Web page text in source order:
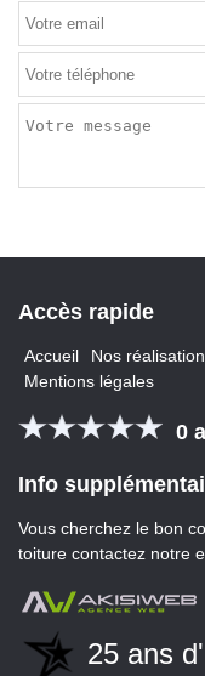
Accès rapide
Accueil Nos
Mentions légales
0
Info
Vous cherchez le bon
toiture contactez notre
25 ans